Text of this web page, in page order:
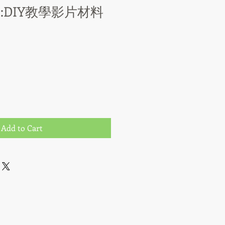
教學影片材料
Add to Cart